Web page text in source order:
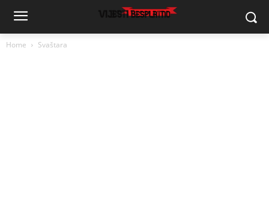
Home Svaštara